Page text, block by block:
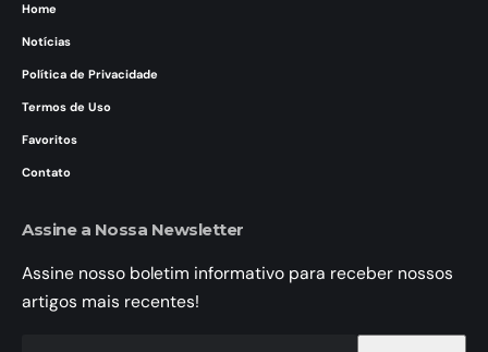
Home
Notícias
Política de Privacidade
Termos de Uso
Favoritos
Contato
Assine a Nossa Newsletter
Assine nosso boletim informativo para receber nossos
artigos mais recentes!